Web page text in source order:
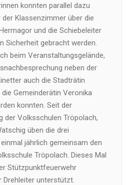
konnten parallel dazu
Klassenzimmer über die
und die Schiebeleiter
Sicherheit gebracht werden.
beim Veranstaltungsgelände,
neben der
auch die Stadträtin
Gemeinderätin Veronika
konnten. Seit der
der Volksschulen Tröpolach,
üben die drei
jährlich gemeinsam den
Tröpolach. Dieses Mal
Stützpunktfeuerwehr
unterstützt.